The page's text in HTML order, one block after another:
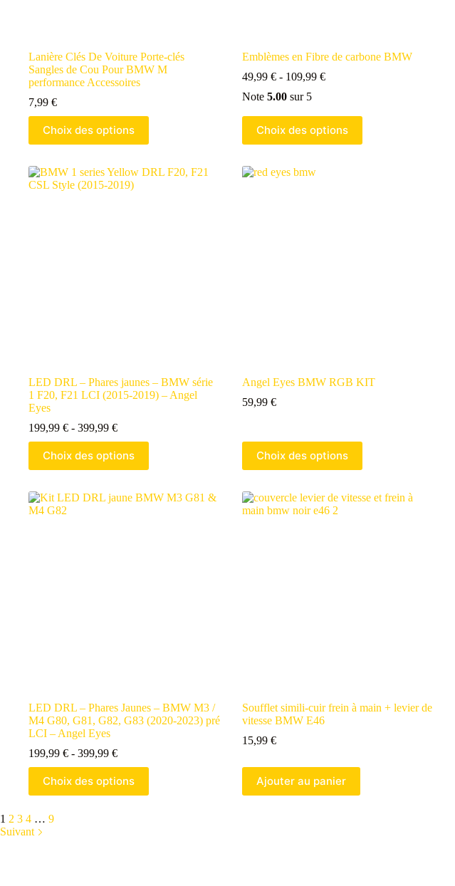
Lanière Clés De Voiture Porte-clés
Sangles de Cou Pour BMW M
performance Accessoires
7,99 €
Choix des options
Emblèmes en Fibre de carbone BMW
49,99 € - 109,99 €
Note 5.00sur 5
Choix des options
LED DRL – Phares jaunes – BMW série
1 F20, F21 LCI (2015-2019) – Angel
Eyes
199,99 € - 399,99 €
Choix des options
Angel Eyes BMW RGB KIT
59,99 €
Choix des options
LED DRL – Phares Jaunes – BMW M3 /
M4 G80, G81, G82, G83 (2020-2023) pré
LCI – Angel Eyes
199,99 € - 399,99 €
Choix des options
Soufflet simili-cuir frein à main + levier de
vitesse BMW E46
15,99 €
Ajouter au panier
1 2 3 4 … 9
Suivant